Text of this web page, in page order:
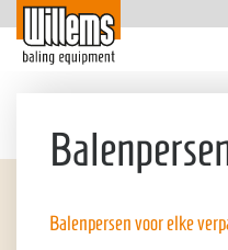
Balenpersen voor elke